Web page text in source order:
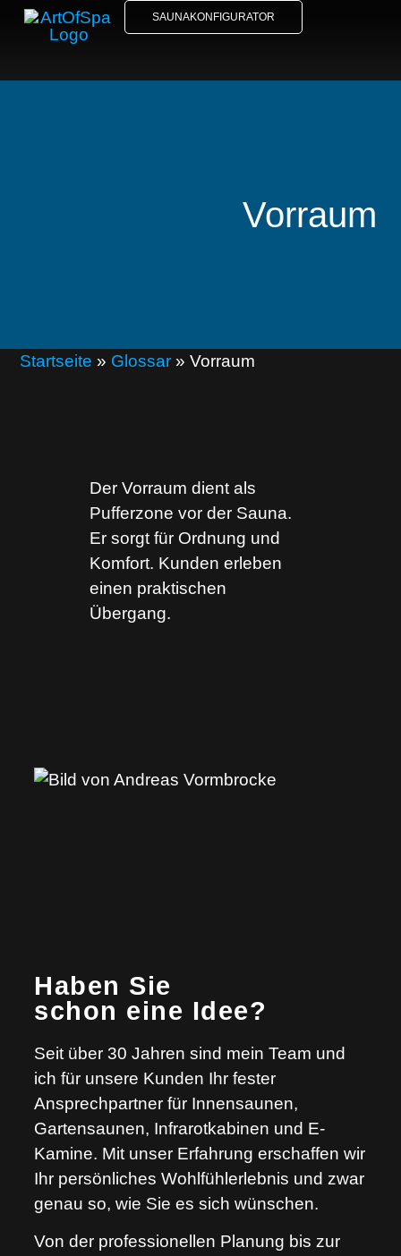
SAUNAKONFIGURATOR
Vorraum
Startseite » Glossar » Vorraum
Der Vorraum dient als
Pufferzone vor der Sauna.
Er sorgt für Ordnung und
Komfort. Kunden erleben
einen praktischen
Übergang.
Haben Sie
schon eine Idee?
Seit über 30 Jahren sind mein Team und
ich für unsere Kunden Ihr fester
Ansprechpartner für Innensaunen,
Gartensaunen, Infrarotkabinen und E-
Kamine. Mit unser Erfahrung erschaffen wir
Ihr persönliches Wohlfühlerlebnis und zwar
genau so, wie Sie es sich wünschen.
Von der professionellen Planung bis zur